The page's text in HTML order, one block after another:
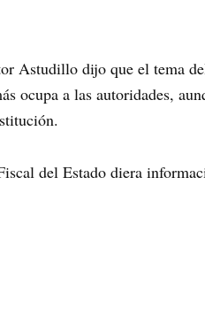
Astudillo dijo que el tema
ocupa a las autoridades,
del Estado diera